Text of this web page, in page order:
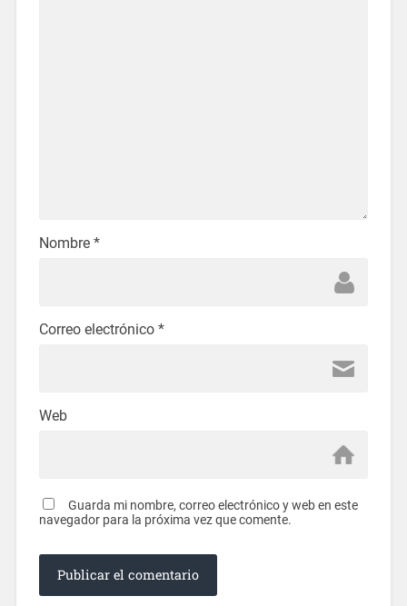
Nombre *
Correo electrónico *
Web
Guarda mi nombre, correo electrónico y web en este
navegador para la próxima vez que comente.